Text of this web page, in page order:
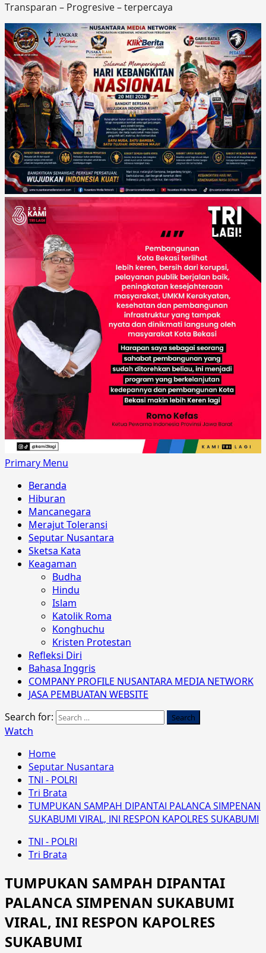
Transparan – Progresive – terpercaya
Primary Menu
Beranda
Hiburan
Mancanegara
Merajut Toleransi
Seputar Nusantara
Sketsa Kata
Keagaman
Budha
Hindu
Islam
Katolik Roma
Konghuchu
Kristen Protestan
Refleksi Diri
Bahasa Inggris
COMPANY PROFILE NUSANTARA MEDIA NETWORK
JASA PEMBUATAN WEBSITE
Search for:
Watch
Home
Seputar Nusantara
TNI - POLRI
Tri Brata
TUMPUKAN SAMPAH DIPANTAI PALANCA SIMPENAN
SUKABUMI VIRAL, INI RESPON KAPOLRES SUKABUMI
TNI - POLRI
Tri Brata
TUMPUKAN SAMPAH DIPANTAI
PALANCA SIMPENAN SUKABUMI
VIRAL, INI RESPON KAPOLRES
SUKABUMI